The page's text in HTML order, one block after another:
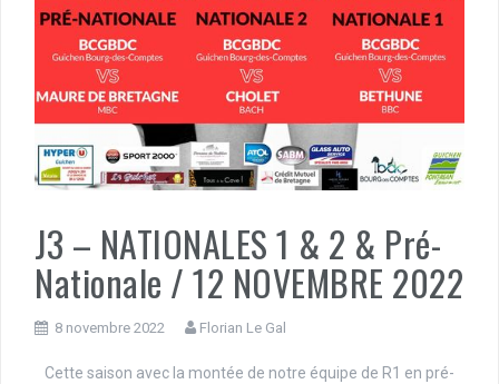
J3 – NATIONALES 1 & 2 & Pré-
Nationale / 12 NOVEMBRE 2022
8 novembre 2022 Florian Le Gal
Cette saison avec la montée de notre équipe de R1 en pré-